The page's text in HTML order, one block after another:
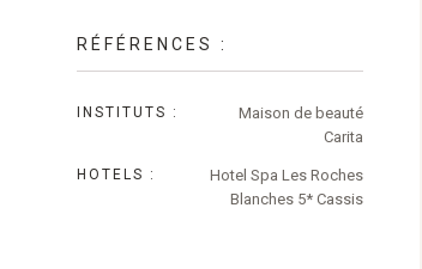
RÉFÉRENCES :
INSTITUTS :
Maison de beauté
Carita
HOTELS :
Hotel Spa Les Roches
Blanches 5* Cassis